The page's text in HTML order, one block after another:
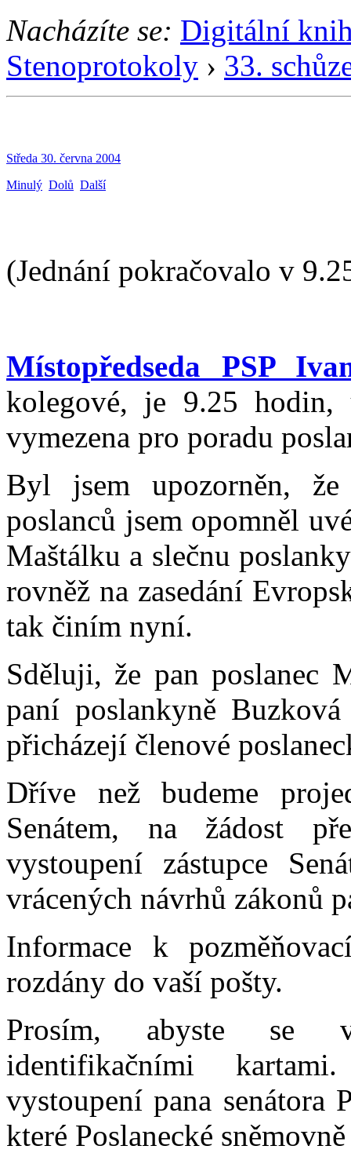
Nacházíte se: Digitální
Stenoprotokoly › 33.
Středa 30. června 2004
Minulý Dolů Další
(Jednání pokračovalo v
Místopředseda PSP
kolegové, je 9.25
vymezena pro poradu
Byl jsem upozorněn,
poslanců jsem opomněl
Maštálku a slečnu
rovněž na zasedání
tak činím nyní.
Sděluji, že pan poslanec
paní poslankyně
přicházejí členové
Dříve než budeme
Senátem, na žádost
vystoupení zástupce
vrácených návrhů zákonů
Informace k
rozdány do vaší pošty.
Prosím, abyste se
identifikačními
vystoupení pana senátora
které Poslanecké